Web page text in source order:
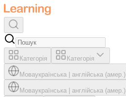
Категорія Категорія
Моваукраїнська англійська (амер.)
Моваукраїнська англійська (амер.)